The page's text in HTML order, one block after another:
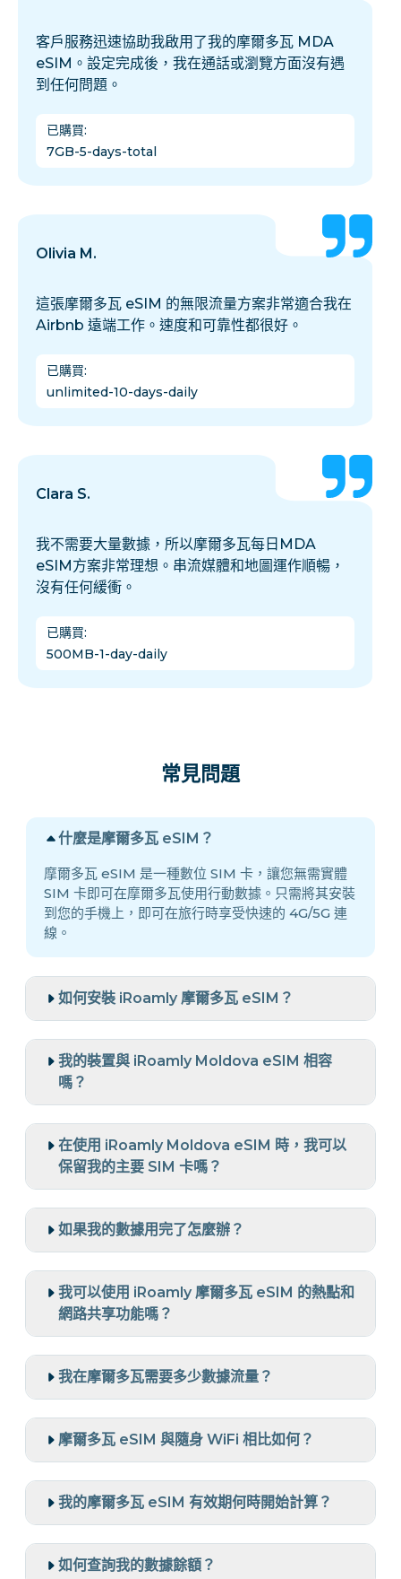
客戶服務迅速協助我啟用了我的摩爾多瓦 MDA
eSIM。設定完成後，我在通話或瀏覽方面沒有遇
到任何問題。
已購買:
7GB-5-days-total
Olivia M.
這張摩爾多瓦 eSIM 的無限流量方案非常適合我在
Airbnb 遠端工作。速度和可靠性都很好。
已購買:
unlimited-10-days-daily
Clara S.
我不需要大量數據，所以摩爾多瓦每日MDA
eSIM方案非常理想。串流媒體和地圖運作順暢，
沒有任何緩衝。
已購買:
500MB-1-day-daily
常見問題
什麼是摩爾多瓦 eSIM？
摩爾多瓦 eSIM 是一種數位 SIM 卡，讓您無需實體
SIM 卡即可在摩爾多瓦使用行動數據。只需將其安裝
到您的手機上，即可在旅行時享受快速的 4G/5G 連
線。
如何安裝 iRoamly 摩爾多瓦 eSIM？
我的裝置與 iRoamly Moldova eSIM 相容
嗎？
在使用 iRoamly Moldova eSIM 時，我可以
保留我的主要 SIM 卡嗎？
如果我的數據用完了怎麼辦？
我可以使用 iRoamly 摩爾多瓦 eSIM 的熱點和
網路共享功能嗎？
我在摩爾多瓦需要多少數據流量？
摩爾多瓦 eSIM 與隨身 WiFi 相比如何？
我的摩爾多瓦 eSIM 有效期何時開始計算？
如何查詢我的數據餘額？